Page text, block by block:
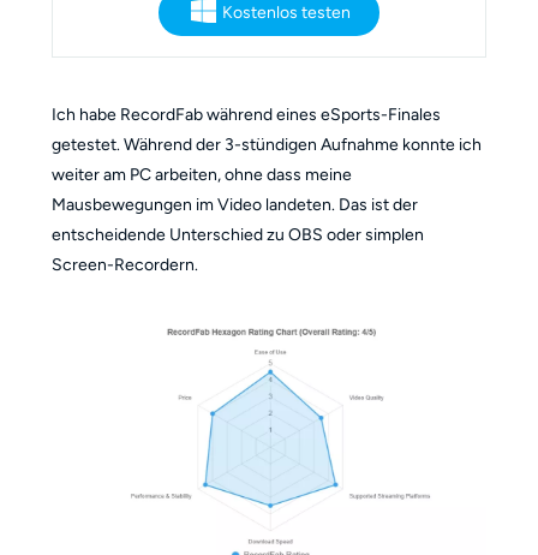
Kostenlos testen
Ich habe RecordFab während eines eSports-Finales
getestet. Während der 3-stündigen Aufnahme konnte ich
weiter am PC arbeiten, ohne dass meine
Mausbewegungen im Video landeten. Das ist der
entscheidende Unterschied zu OBS oder simplen
Screen-Recordern.